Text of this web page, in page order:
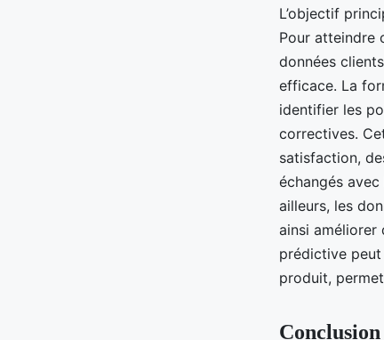
L’objectif
Pour atteindre
données
efficace. La
identifier les
correctives.
satisfaction,
échangés
ailleurs, les
ainsi améliorer
prédictive
produit,
Conclusion